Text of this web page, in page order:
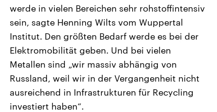
2026
Alle Informationen
Sachsen-Anhalt wählt am 6.
September 2026 einen neuen
Landtag. Seit 2021 wird das
Bundesland von einer Koalition aus
CDU, SPD und FDP regiert.-
Umfragen, Prognosen,
und Hintergründe zu den Parteien
und Kandidaten der anstehenden
Wahl.
Aktuelle Beiträge,
Hintergründe
Wirtschaftlich und
gehören die Vereinigten
den mächtigsten Ländern
mit großem Einfluss auf
Sendungen Programm Podcasts
Audio-Archiv
werde in vielen Bereichen sehr rohstoffintensiv
sein, sagte Henning Wilts vom Wuppertal
Institut. Den größten Bedarf werde es bei der
Elektromobilität geben. Und bei vielen
Metallen sind „wir massiv abhängig von
Russland, weil wir in der Vergangenheit nicht
ausreichend in Infrastrukturen für Recycling
investiert haben“.